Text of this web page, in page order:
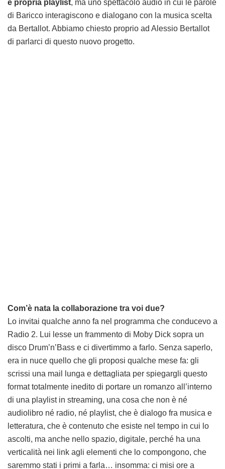
e propria playlist, ma uno spettacolo audio in cui le parole
di Baricco interagiscono e dialogano con la musica scelta
da Bertallot. Abbiamo chiesto proprio ad Alessio Bertallot
di parlarci di questo nuovo progetto.
Com’è nata la collaborazione tra voi due?
Lo invitai qualche anno fa nel programma che conducevo a
Radio 2. Lui lesse un frammento di Moby Dick sopra un
disco Drum’n’Bass e ci divertimmo a farlo. Senza saperlo,
era in nuce quello che gli proposi qualche mese fa: gli
scrissi una mail lunga e dettagliata per spiegargli questo
format totalmente inedito di portare un romanzo all’interno
di una playlist in streaming, una cosa che non è né
audiolibro né radio, né playlist, che è dialogo fra musica e
letteratura, che è contenuto che esiste nel tempo in cui lo
ascolti, ma anche nello spazio, digitale, perché ha una
verticalità nei link agli elementi che lo compongono, che
saremmo stati i primi a farla… insomma: ci misi ore a